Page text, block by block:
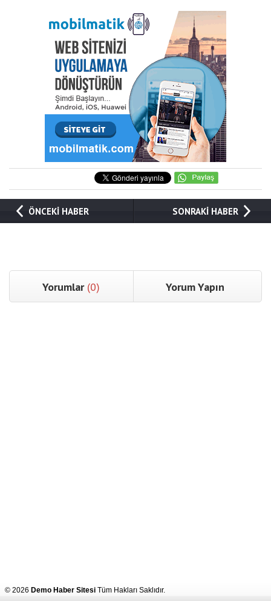
ÖNCEKİ HABER SONRAKİ HABER
Yorumlar (0) Yorum Yapın
© 2026 Demo Haber Sitesi Tüm Hakları Saklıdır.